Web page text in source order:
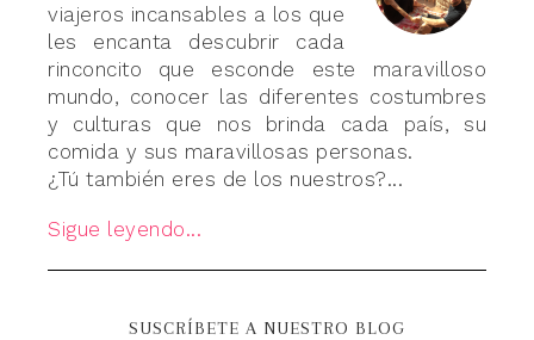
viajeros incansables a los que
les encanta descubrir cada
rinconcito que esconde este maravilloso
mundo, conocer las diferentes costumbres
y culturas que nos brinda cada país, su
comida y sus maravillosas personas.
¿Tú también eres de los nuestros?...
Sigue leyendo...
SUSCRÍBETE A NUESTRO BLOG